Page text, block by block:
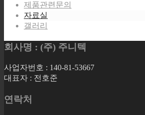
제품관련문의
자료실
갤러리
회사명 : (주) 주니텍
사업자번호 : 140-81-53667
대표자 : 전호준
연락처